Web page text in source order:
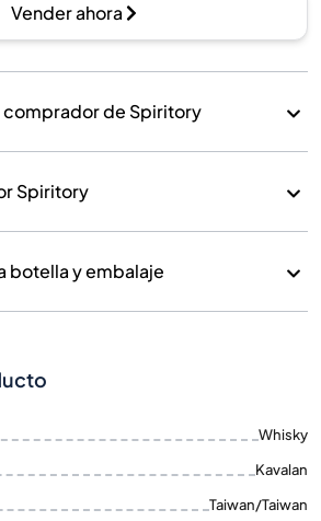
Vender ahora
de Spiritory
Spiritory
botella y embalaje
Whisky
Kavalan
Taiwan/Taiwan